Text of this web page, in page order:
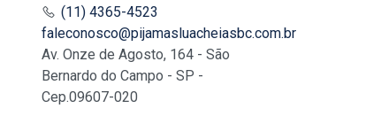
(11) 4365-4523
faleconosco@pijamasluacheiasbc.com.br
Av. Onze de Agosto, 164 - São
Bernardo do Campo - SP -
Cep.09607-020